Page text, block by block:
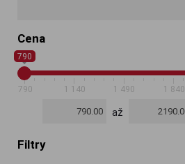
Cena
790
790 1 140 1 490 1 840
až
Filtry